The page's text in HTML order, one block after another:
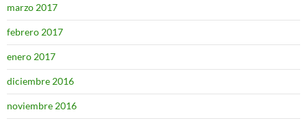
marzo 2017
febrero 2017
enero 2017
diciembre 2016
noviembre 2016